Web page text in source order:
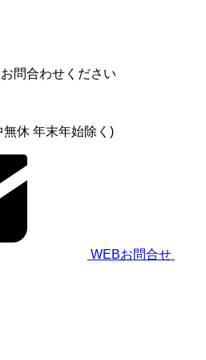
問合わせください
休 年末年始除く)
WEBお問合せ